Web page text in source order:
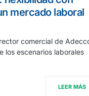
mercado laboral
comercial de
los escenarios laborales
LEER MÁS